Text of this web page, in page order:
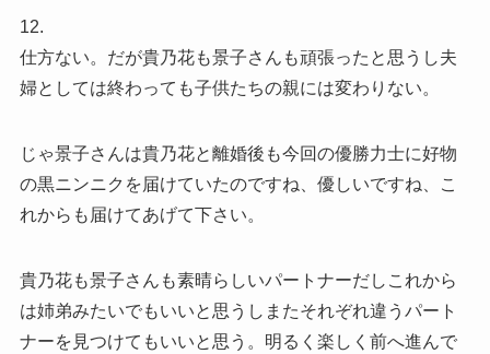
12.
仕方ない。だが貴乃花も景子さんも頑張ったと思うし夫
婦としては終わっても子供たちの親には変わりない。
じゃ景子さんは貴乃花と離婚後も今回の優勝力士に好物
の黒ニンニクを届けていたのですね、優しいですね、こ
れからも届けてあげて下さい。
貴乃花も景子さんも素晴らしいパートナーだしこれから
は姉弟みたいでもいいと思うしまたそれぞれ違うパート
ナーを見つけてもいいと思う。明るく楽しく前へ進んで